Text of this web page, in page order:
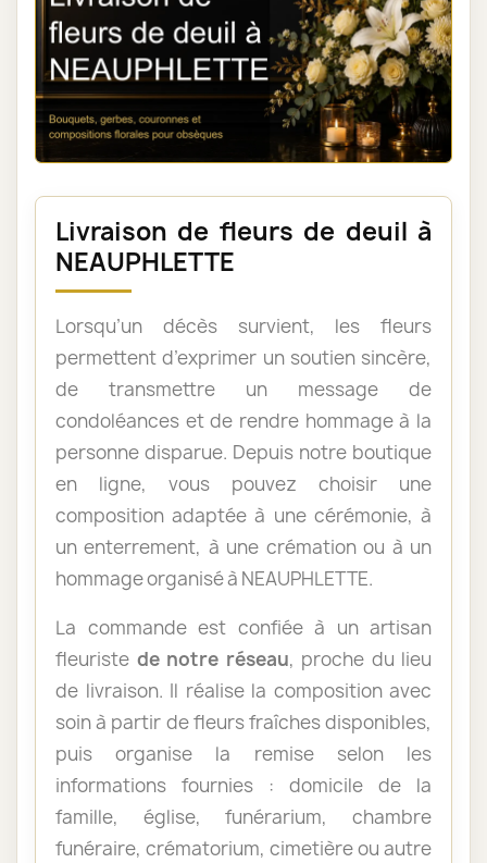
Livraison de fleurs de deuil à
NEAUPHLETTE
Lorsqu’un décès survient, les fleurs
permettent d’exprimer un soutien sincère,
de transmettre un message de
condoléances et de rendre hommage à la
personne disparue. Depuis notre boutique
en ligne, vous pouvez choisir une
composition adaptée à une cérémonie, à
un enterrement, à une crémation ou à un
hommage organisé à NEAUPHLETTE.
La commande est confiée à un artisan
fleuriste de notre réseau, proche du lieu
de livraison. Il réalise la composition avec
soin à partir de fleurs fraîches disponibles,
puis organise la remise selon les
informations fournies : domicile de la
famille, église, funérarium, chambre
funéraire, crématorium, cimetière ou autre